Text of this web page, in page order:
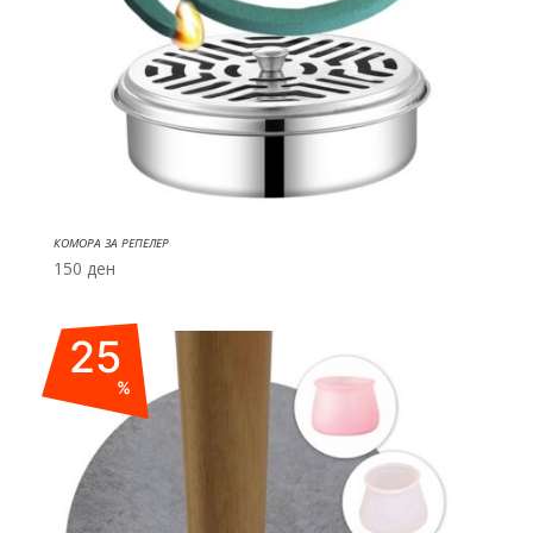
КОМОРА ЗА РЕПЕЛЕР
150 ден
25
%